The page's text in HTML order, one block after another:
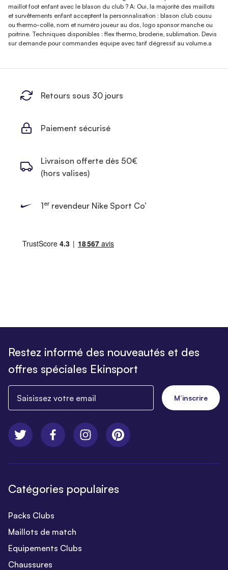
maillot foot enfant avec le blason du club ? A: Oui, la majorité des maillots
et survêtements enfant acceptent la personnalisation : blason club cousu
ou thermo-collé, nom et numéro joueur au dos, logo sponsor manche ou
poitrine. Techniques disponibles : flex thermo, broderie, sublimation. Devis
sur demande pour commandes équipe avec tarif dégressif au volume.a
Retours sous 30 jours
Paiement sécurisé
Livraison offerte dès 50€
(hors valises)
1errevendeur Nike Sport Co’
Restez informé des nouveautés et des
offres spéciales Ekinsport
M’inscrire
Catégories populaires
Packs Clubs
Maillots de match
Equipements Clubs
Chaussures